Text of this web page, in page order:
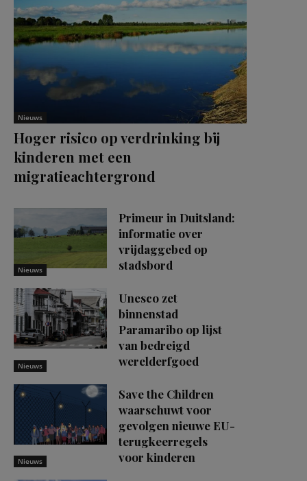
Nieuws
Hoger risico op verdrinking bij
kinderen met een
migratieachtergrond
Nieuws
Primeur in Duitsland:
informatie over
vrijdaggebed op
stadsbord
Nieuws
Unesco zet
binnenstad
Paramaribo op lijst
van bedreigd
werelderfgoed
Nieuws
Save the Children
waarschuwt voor
gevolgen nieuwe EU-
terugkeerregels
voor kinderen